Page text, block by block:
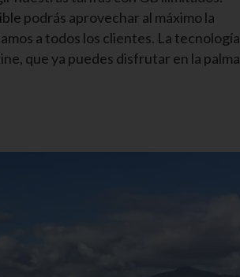
podrás aprovechar al máximo la
a todos los clientes. La tecnología
que ya puedes disfrutar en la palma